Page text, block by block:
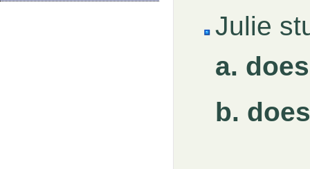
Julie
a.
b.